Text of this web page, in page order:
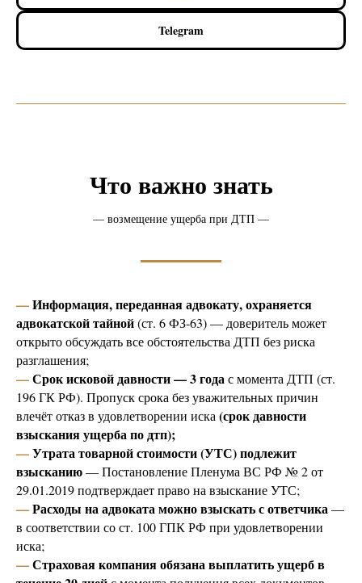
Telegram
Что важно знать
— возмещение ущерба при ДТП —
—Информация, переданная адвокату, охраняется
адвокатской тайной(ст. 6 ФЗ-63) — доверитель может
открыто обсуждать все обстоятельства ДТП без риска
разглашения;
—Срок исковой давности — 3 годас момента ДТП (ст.
196 ГК РФ). Пропуск срока без уважительных причин
влечёт отказ в удовлетворении иска(срок давности
взыскания ущерба по дтп);
—Утрата товарной стоимости (УТС) подлежит
взысканию— Постановление Пленума ВС РФ № 2 от
29.01.2019 подтверждает право на взыскание УТС;
—Расходы на адвоката можно взыскать с ответчика—
в соответствии со ст. 100 ГПК РФ при удовлетворении
иска;
—Страховая компания обязана выплатить ущерб в